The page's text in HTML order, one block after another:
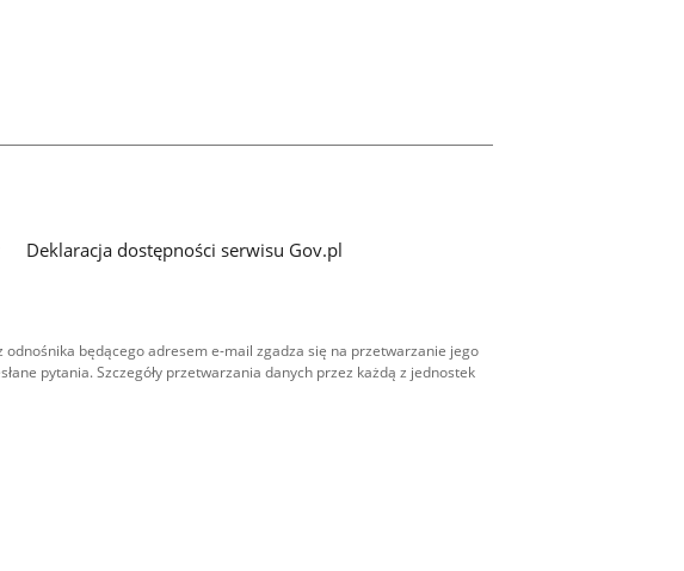
Deklaracja dostępności serwisu Gov.pl
będącego adresem e-mail zgadza się na przetwarzanie jego
pytania. Szczegóły przetwarzania danych przez każdą z jednostek